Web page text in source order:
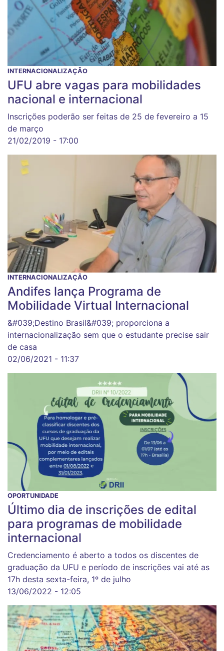
INTERNACIONALIZAÇÃO
UFU abre vagas para mobilidades
nacional e internacional
Inscrições poderão ser feitas de 25 de fevereiro a 15
de março
21/02/2019 - 17:00
INTERNACIONALIZAÇÃO
Andifes lança Programa de
Mobilidade Virtual Internacional
&#039;Destino Brasil&#039; proporciona a
internacionalização sem que o estudante precise sair
de casa
02/06/2021 - 11:37
OPORTUNIDADE
Último dia de inscrições de edital
para programas de mobilidade
internacional
Credenciamento é aberto a todos os discentes de
graduação da UFU e período de inscrições vai até as
17h desta sexta-feira, 1º de julho
13/06/2022 - 12:05